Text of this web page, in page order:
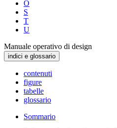
O
S
T
U
Manuale operativo di design
indici e glossario
contenuti
figure
tabelle
glossario
Sommario